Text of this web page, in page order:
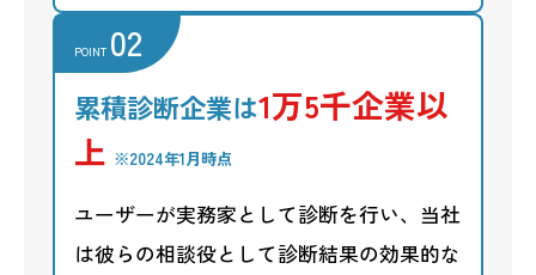
POINT 02
累積診断企業は1万5千企業以
上 ※2024年1月時点
ユーザーが実務家として診断を行い、当社
は彼らの相談役として診断結果の効果的な